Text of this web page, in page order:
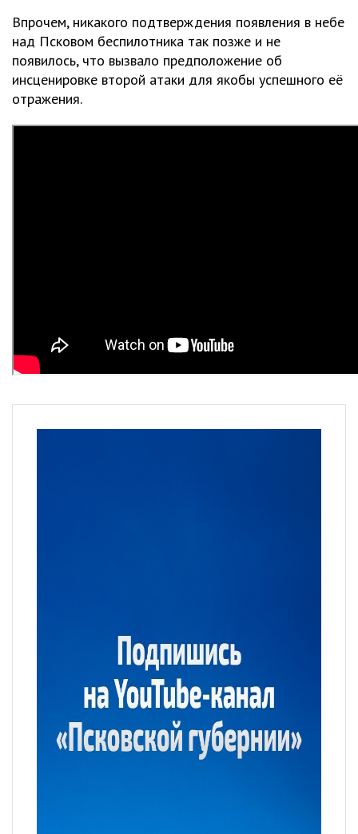
Впрочем, никакого подтверждения появления в небе
над Псковом беспилотника так позже и не
появилось, что вызвало предположение об
инсценировке второй атаки для якобы успешного её
отражения.